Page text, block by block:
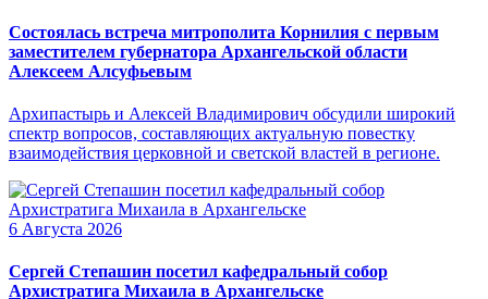
Состоялась встреча митрополита Корнилия с первым
заместителем губернатора Архангельской области
Алексеем Алсуфьевым
Архипастырь и Алексей Владимирович обсудили широкий
спектр вопросов, составляющих актуальную повестку
взаимодействия церковной и светской властей в регионе.
6 Августа 2026
Сергей Степашин посетил кафедральный собор
Архистратига Михаила в Архангельске